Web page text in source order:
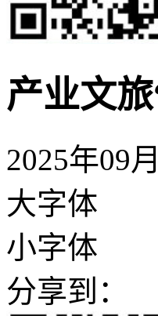
产业文
2025年09
大字体
小字体
分享到：